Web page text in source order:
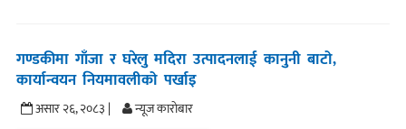
गण्डकीमा गाँजा र घरेलु मदिरा उत्पादनलाई कानुनी बाटो,
कार्यान्वयन नियमावलीको पर्खाइ
असार २६, २०८३ | न्यूज काराेबार